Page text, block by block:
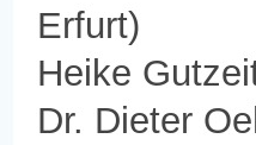
Erfurt)
Heike
Dr. Dieter